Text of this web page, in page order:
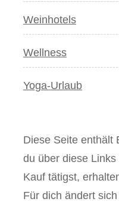
Weinhotels
Wellness
Yoga-Urlaub
Diese Seite enthält
du über diese
Kauf tätigst,
Für dich ändert